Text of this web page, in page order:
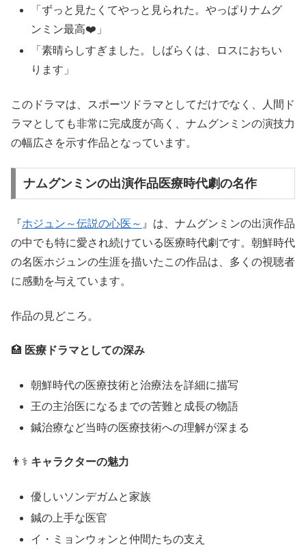
「ずっと見たくてやっと見られた。やっぱりナムグ
ンミン最高❤️」
「素晴らしすぎました。しばらくは、ロスにおちい
ります」
このドラマは、スポーツドラマとしてだけでなく、人間ド
ラマとしても非常に完成度が高く、ナムグンミンの演技力
の幅広さを示す作品となっています。
ナムグンミンの出演作品医療時代劇の名作
『 ホジュン～伝説の心医～ 』は、ナムグンミンの出演作品
の中でも特に愛され続けている医療時代劇です。朝鮮時代
の名医ホジュンの生涯を描いたこの作品は、多くの視聴者
に感動を与えています。
作品の見どころ。
🏥 医療ドラマとしての深み
朝鮮時代の医療技術と治療法を詳細に描写
王の主治医になるまでの苦難と成長の物語
鍼治療など当時の医療技術への理解が深まる
👨⚕️ キャラクターの魅力
優しいソンデガムと家族
鍼の上手な医官
イ・ミョンウォンと仲間たちの支え